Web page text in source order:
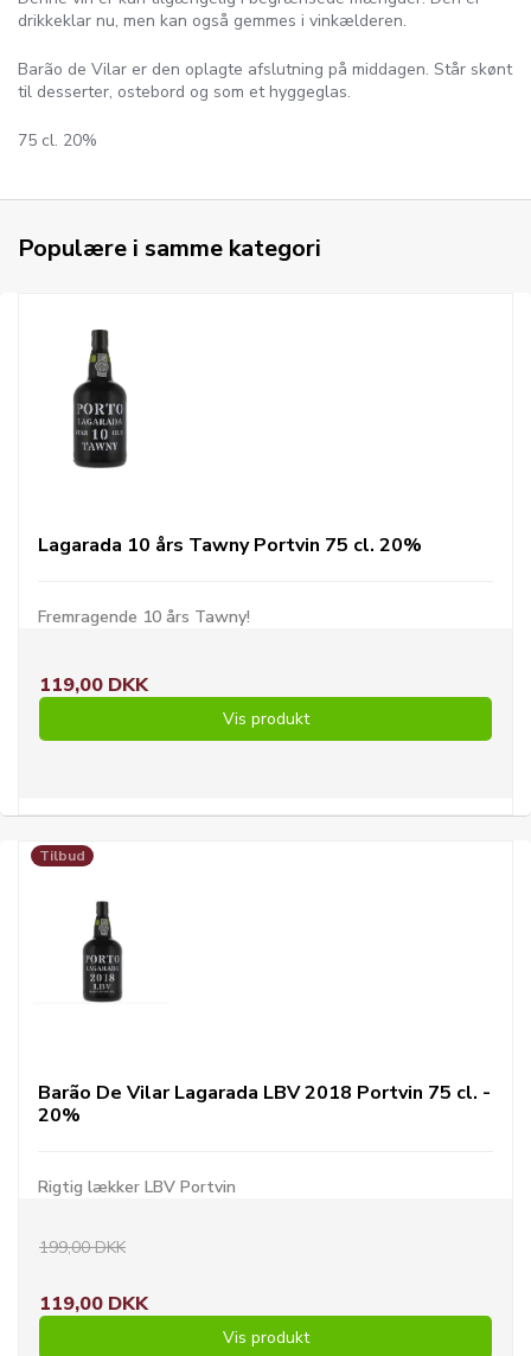
drikkeklar nu, men kan også gemmes i vinkælderen.
Barão de Vilar er den oplagte afslutning på middagen. Står skønt
til desserter, ostebord og som et hyggeglas.
75 cl. 20%
Populære i samme kategori
Lagarada 10 års Tawny Portvin 75 cl. 20%
Fremragende 10 års Tawny!
119,00 DKK
Vis produkt
Tilbud
Barão De Vilar Lagarada LBV 2018 Portvin 75 cl. -
20%
Rigtig lækker LBV Portvin
199,00 DKK
119,00 DKK
Vis produkt